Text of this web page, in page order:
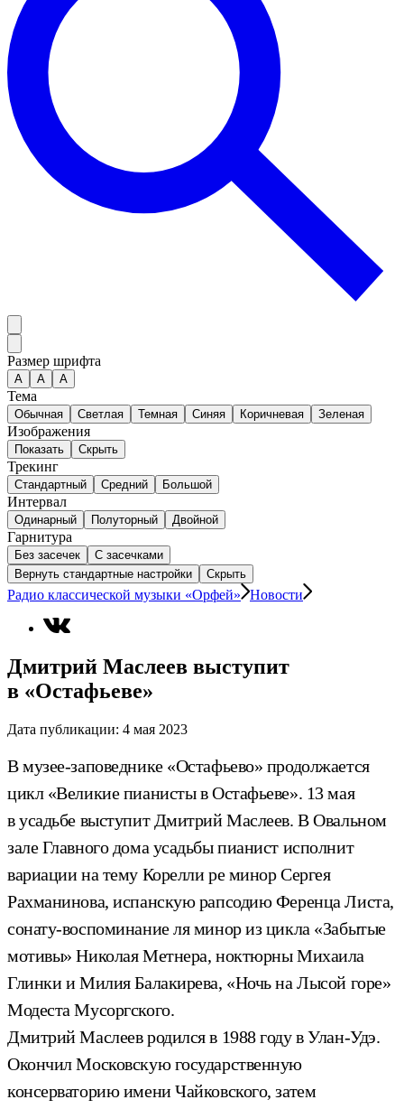
Размер шрифта
А A A
Тема
Обычная Светлая Темная Синяя Коричневая Зеленая
Изображения
Показать Скрыть
Трекинг
Стандартный Средний Большой
Интервал
Одинарный Полуторный Двойной
Гарнитура
Без засечек
С засечками
Вернуть стандартные настройки
Скрыть
Радио классической музыки «Орфей» Новости
Дмитрий Маслеев выступит
в «Остафьеве»
Дата публикации: 4 мая 2023
В музее-заповеднике «Остафьево» продолжается
цикл «Великие пианисты в Остафьеве». 13 мая
в усадьбе выступит Дмитрий Маслеев. В Овальном
зале Главного дома усадьбы пианист исполнит
вариации на тему Корелли ре минор Сергея
Рахманинова, испанскую рапсодию Ференца Листа,
сонату-воспоминание ля минор из цикла «Забытые
мотивы» Николая Метнера, ноктюрны Михаила
Глинки и Милия Балакирева, «Ночь на Лысой горе»
Модеста Мусоргского.
Дмитрий Маслеев родился в 1988 году в Улан-Удэ.
Окончил Московскую государственную
консерваторию имени Чайковского, затем